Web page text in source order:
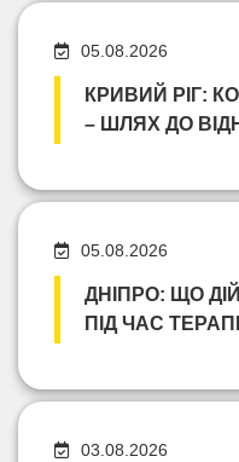
05.08.2026
КРИВИЙ РІГ:
– ШЛЯХ ДО
05.08.2026
ДНІПРО: ЩО
ПІД ЧАС
03.08.2026